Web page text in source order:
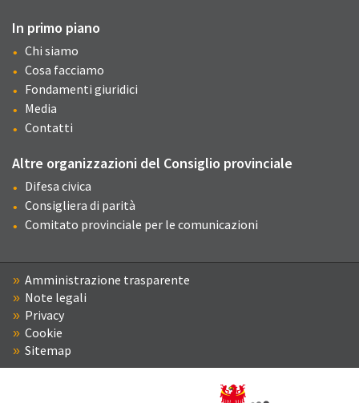
In primo piano
Chi siamo
Cosa facciamo
Fondamenti giuridici
Media
Contatti
Altre organizzazioni del Consiglio provinciale
Difesa civica
Consigliera di parità
Comitato provinciale per le comunicazioni
Amministrazione trasparente
Note legali
Privacy
Cookie
Sitemap